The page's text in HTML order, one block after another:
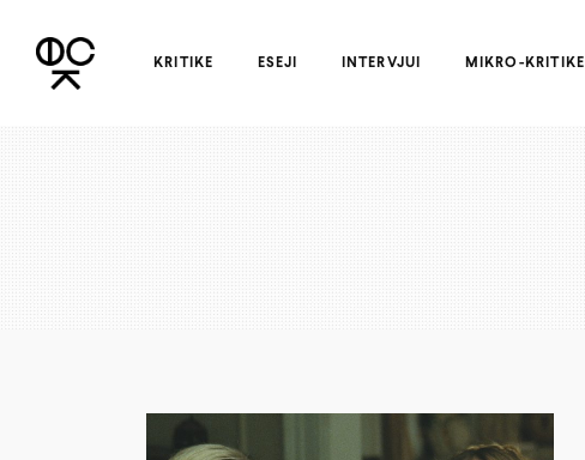
KRITIKE ESEJI INTERVJUI MIKRO-KRITIKE